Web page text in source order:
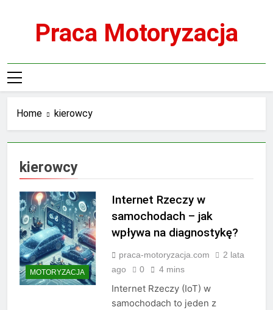
Praca Motoryzacja
Home kierowcy
kierowcy
MOTORYZACJA
Internet Rzeczy w
samochodach – jak
wpływa na diagnostykę?
praca-motoryzacja.com
2 lata
ago
0 4 mins
Internet Rzeczy (IoT) w
samochodach to jeden z